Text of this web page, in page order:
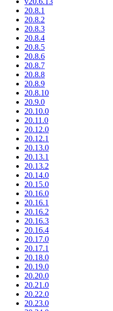
20.8.1
20.8.2
20.8.3
20.8.4
20.8.5
20.8.6
20.8.7
20.8.8
20.8.9
20.8.10
20.9.0
20.10.0
20.11.0
20.12.0
20.12.1
20.13.0
20.13.1
20.13.2
20.14.0
20.15.0
20.16.0
20.16.1
20.16.2
20.16.3
20.16.4
20.17.0
20.17.1
20.18.0
20.19.0
20.20.0
20.21.0
20.22.0
20.23.0